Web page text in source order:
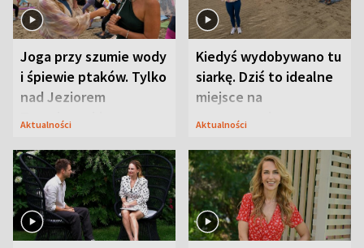
Joga przy szumie wody
i śpiewie ptaków. Tylko
nad Jeziorem
Tarnobrzeskim
Aktualności
Kiedyś wydobywano tu
siarkę. Dziś to idealne
miejsce na
wypoczynek
Aktualności